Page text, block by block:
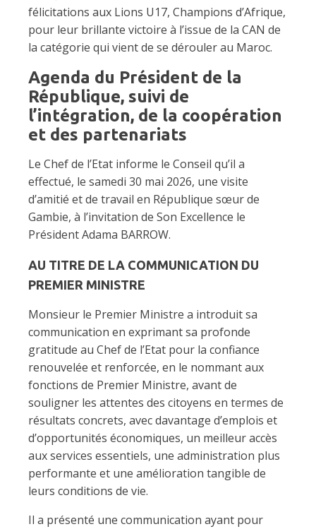
félicitations aux Lions U17, Champions d’Afrique,
pour leur brillante victoire à l’issue de la CAN de
la catégorie qui vient de se dérouler au Maroc.
Agenda du Président de la
République, suivi de
l’intégration, de la coopération
et des partenariats
Le Chef de l’Etat informe le Conseil qu’il a
effectué, le samedi 30 mai 2026, une visite
d’amitié et de travail en République sœur de
Gambie, à l’invitation de Son Excellence le
Président Adama BARROW.
AU TITRE DE LA COMMUNICATION DU
PREMIER MINISTRE
Monsieur le Premier Ministre a introduit sa
communication en exprimant sa profonde
gratitude au Chef de l’Etat pour la confiance
renouvelée et renforcée, en le nommant aux
fonctions de Premier Ministre, avant de
souligner les attentes des citoyens en termes de
résultats concrets, avec davantage d’emplois et
d’opportunités économiques, un meilleur accès
aux services essentiels, une administration plus
performante et une amélioration tangible de
leurs conditions de vie.
Il a présenté une communication ayant pour